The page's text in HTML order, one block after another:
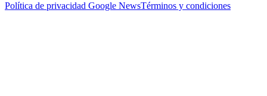
Política de privacidad Google NewsTérminos y condiciones